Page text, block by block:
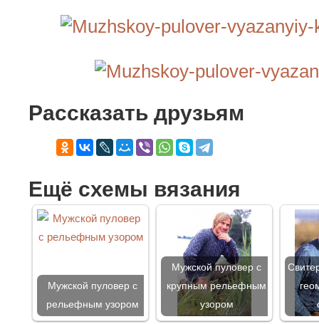
Рассказать друзьям
Ещё схемы вязания
Мужской пуловер с
рельефным узором
Мужской пуловер с
крупным рельефным
узором